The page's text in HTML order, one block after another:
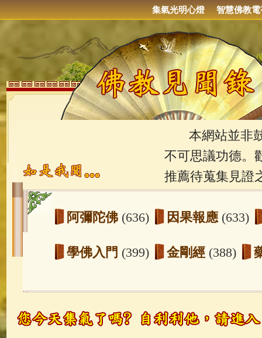
集氣光明心燈 智慧佛教電
本網站並非鼓
不可思議功德。
推薦待蒐集見證
阿彌陀佛 (636) 因果報應 (633)
學佛入門 (399) 金剛經 (388)
玉曆寶鈔(236) 地藏經(225)
觀世音菩薩 (146) 聖救度佛母(